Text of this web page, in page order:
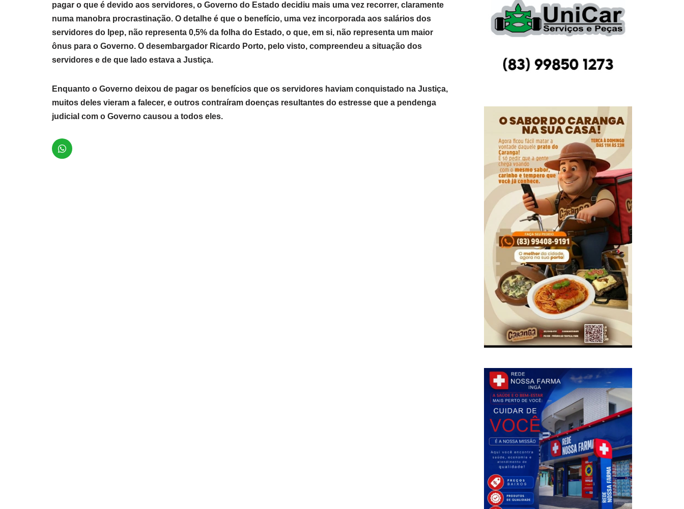
pagar o que é devido aos servidores, o Governo do Estado decidiu mais uma vez recorrer, claramente
numa manobra procrastinação. O detalhe é que o benefício, uma vez incorporada aos salários dos
servidores do Ipep, não representa 0,5% da folha do Estado, o que, em si, não representa um maior
ônus para o Governo. O desembargador Ricardo Porto, pelo visto, compreendeu a situação dos
servidores e de que lado estava a Justiça.
Enquanto o Governo deixou de pagar os benefícios que os servidores haviam conquistado na Justiça,
muitos deles vieram a falecer, e outros contraíram doenças resultantes do estresse que a pendenga
judicial com o Governo causou a todos eles.